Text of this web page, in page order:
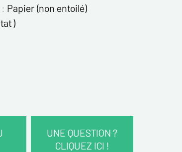
Papier (non entoilé)
)
UNE QUESTION ?
CLIQUEZ ICI !